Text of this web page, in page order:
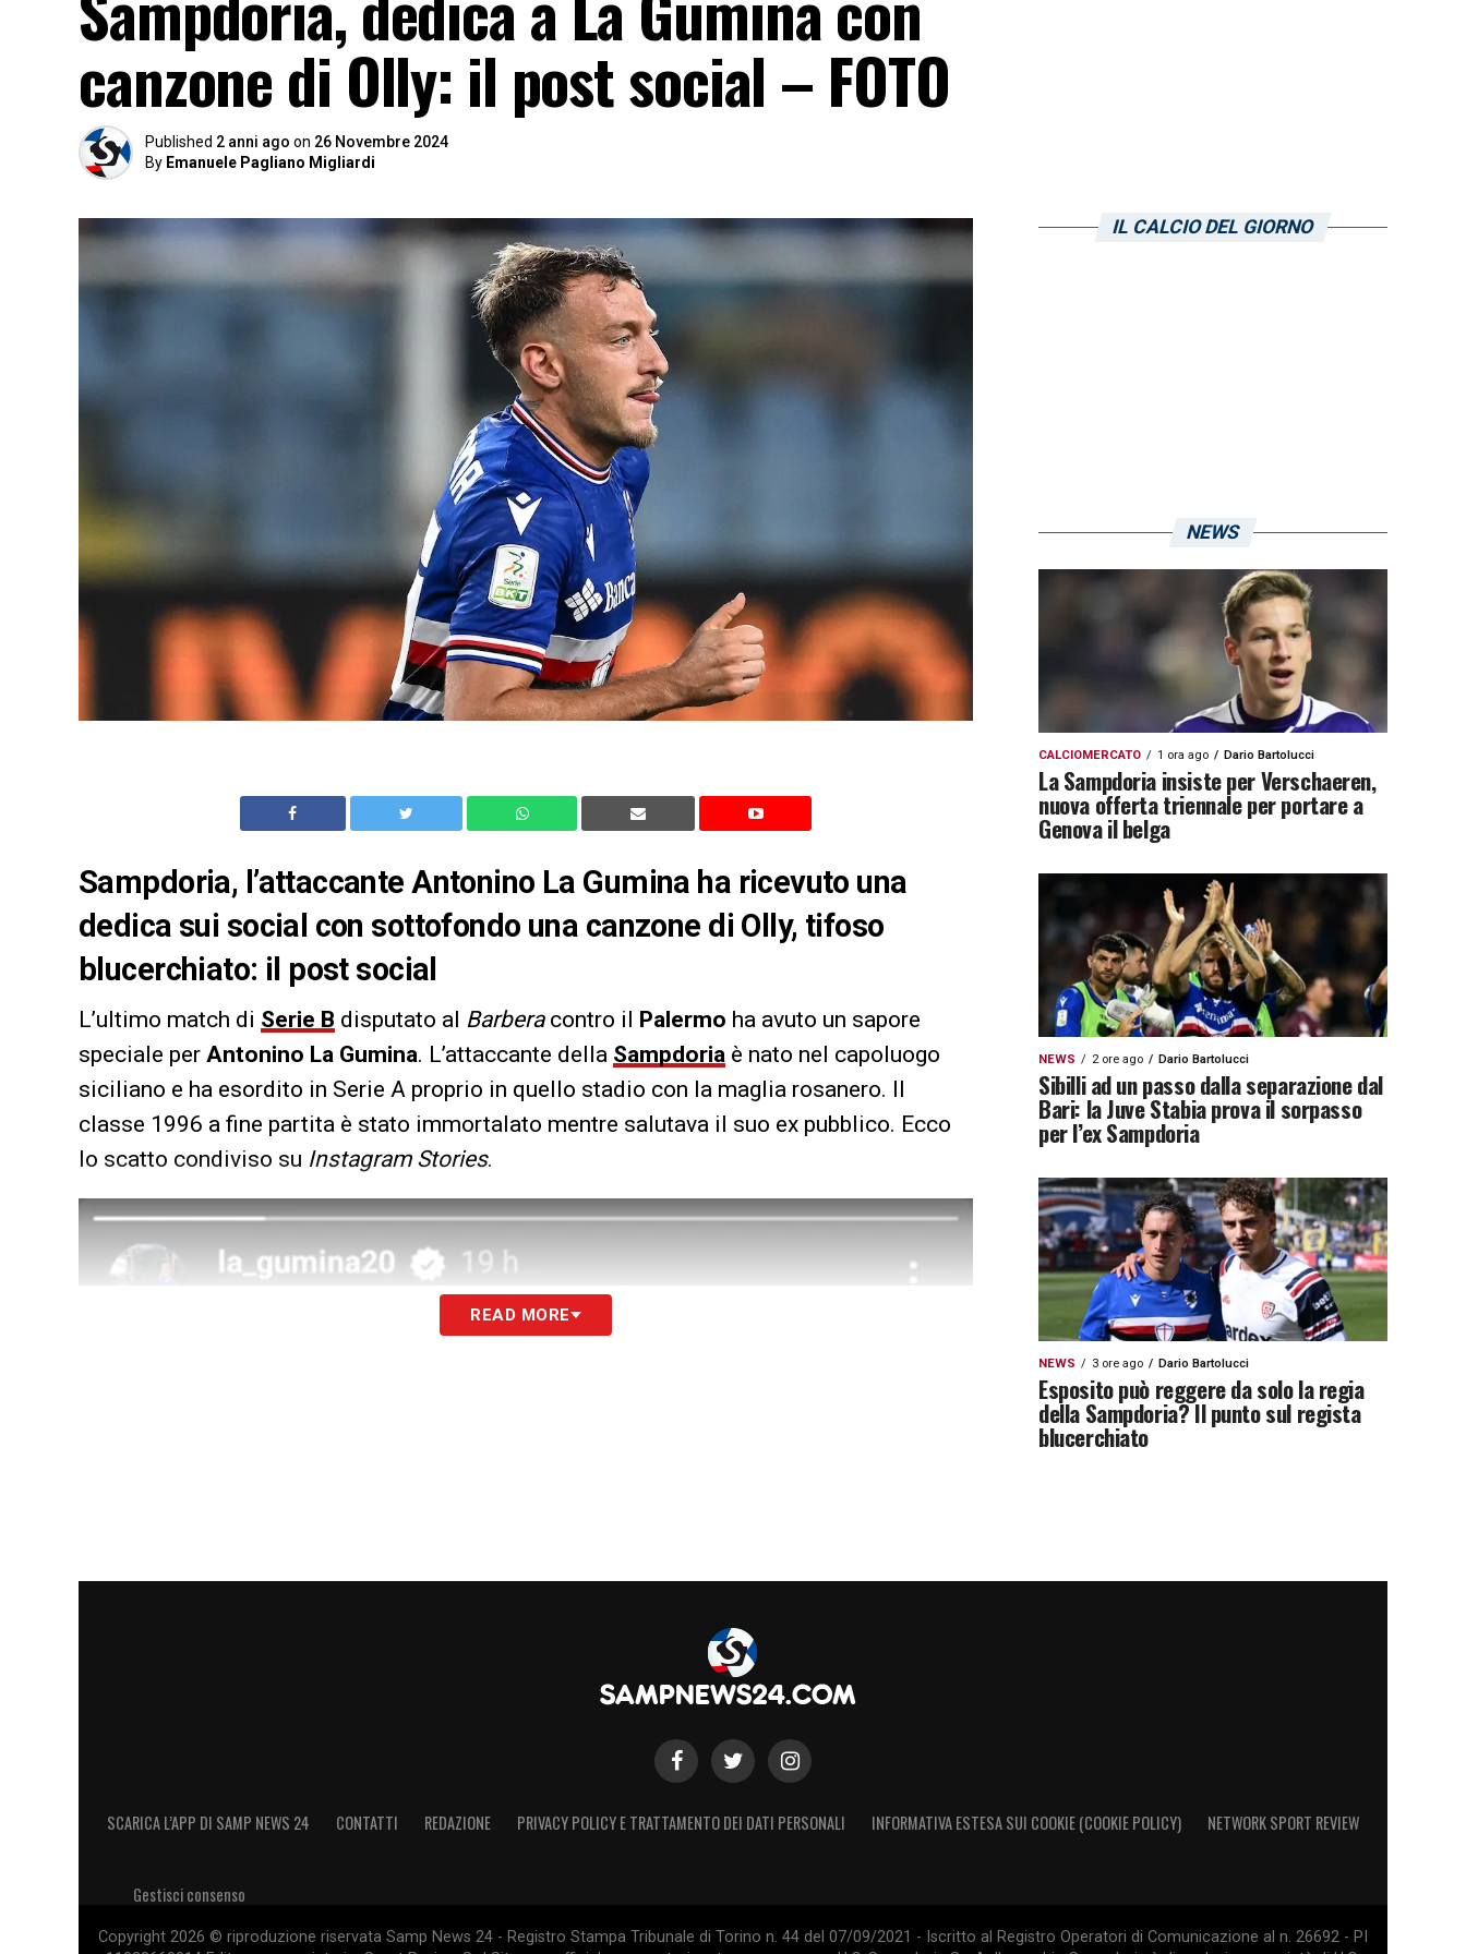
canzone di Olly: il post social – FOTO
Published 2 anni ago on 26 Novembre 2024
By Emanuele Pagliano Migliardi
Sampdoria, l’attaccante Antonino La Gumina ha ricevuto una
dedica sui social con sottofondo una canzone di Olly, tifoso
blucerchiato: il post social
L’ultimo match di Serie B disputato al Barberacontro il Palermo ha avuto un sapore
speciale per Antonino La Gumina. L’attaccante della Sampdoria è nato nel capoluogo
siciliano e ha esordito in Serie A proprio in quello stadio con la maglia rosanero. Il
classe 1996 a fine partita è stato immortalato mentre salutava il suo ex pubblico. Ecco
lo scatto condiviso su Instagram Stories.
READ MORE
IL CALCIO DEL GIORNO
NEWS
CALCIOMERCATO 1 ora ago Dario Bartolucci
La Sampdoria insiste per Verschaeren,
nuova offerta triennale per portare a
Genova il belga
NEWS 2 ore ago Dario Bartolucci
Sibilli ad un passo dalla separazione dal
Bari: la Juve Stabia prova il sorpasso
per l’ex Sampdoria
NEWS 3 ore ago Dario Bartolucci
Esposito può reggere da solo la regia
della Sampdoria? Il punto sul regista
blucerchiato
SCARICA L’APP DI SAMP NEWS 24 CONTATTI REDAZIONE PRIVACY POLICY E TRATTAMENTO DEI DATI PERSONALI INFORMATIVA ESTESA SUI COOKIE (COOKIE POLICY) NETWORK SPORT REVIEW
Gestisci consenso
Copyright 2026 © riproduzione riservata Samp News 24 - Registro Stampa Tribunale di Torino n. 44 del 07/09/2021 - Iscritto al Registro Operatori di Comunicazione al n. 26692 - PI